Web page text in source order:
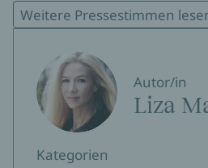
"Ein Spannungshit der
"Mit der Journalistin Annika
eine originelle, sympathische
Heldin geschaffen."
Weitere Pressestimmen
Autor/in
Liza
Kategorien